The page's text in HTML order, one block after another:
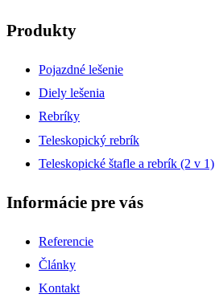
Produkty
Pojazdné lešenie
Diely lešenia
Rebríky
Teleskopický rebrík
Teleskopické štafle a rebrík (2 v 1)
Informácie pre vás
Referencie
Články
Kontakt